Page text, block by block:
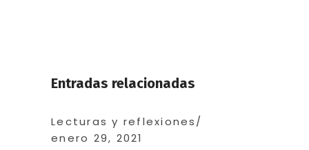
Entradas relacionadas
Lecturas y reflexiones
enero 29, 2021